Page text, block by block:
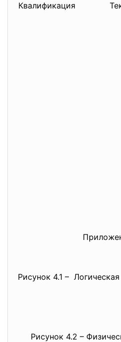
Квалификация
Рисунок 4.1 –
Рисунок 4.2 –